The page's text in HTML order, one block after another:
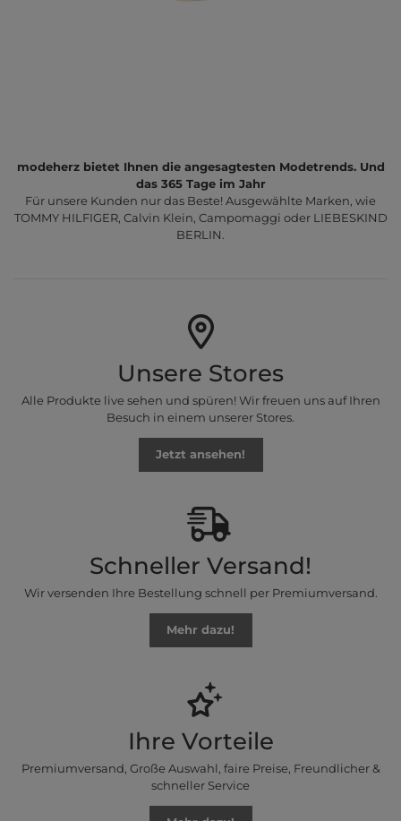
modeherz bietet Ihnen die angesagtesten Modetrends. Und
das 365 Tage im Jahr
Für unsere Kunden nur das Beste! Ausgewählte Marken, wie
TOMMY HILFIGER, Calvin Klein, Campomaggi oder LIEBESKIND
BERLIN.
Unsere Stores
Alle Produkte live sehen und spüren! Wir freuen uns auf Ihren
Besuch in einem unserer Stores.
Jetzt ansehen!
Schneller Versand!
Wir versenden Ihre Bestellung schnell per Premiumversand.
Mehr dazu!
Ihre Vorteile
Premiumversand, Große Auswahl, faire Preise, Freundlicher &
schneller Service